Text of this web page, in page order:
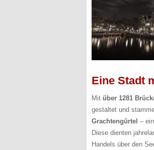
Eine Stadt
Mit über 1281
gestaltet und
Grachtengürtel –
Diese dienten
Handels über den